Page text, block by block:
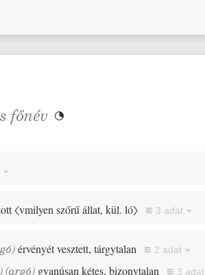
főnév 
〈vmilyen szőrű állat, kül. ló〉 3 adat
) érvényét vesztett, tárgytalan 2 adat
(argó) gyanúsan kétes, bizonytalan 3 adat